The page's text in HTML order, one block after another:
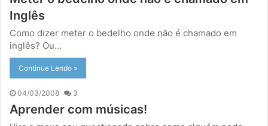
Inglês
Como dizer meter o bedelho onde não é chamado em
inglês? Ou…
Continue Lendo »
04/03/2008 3
Aprender com músicas!